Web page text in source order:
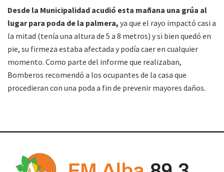
Desde la Municipalidad acudió esta mañana una grúa al
lugar para poda de la palmera, ya que el rayo impactó casi a
la mitad (tenía una altura de 5 a 8 metros) y si bien quedó en
pie, su firmeza estaba afectada y podía caer en cualquier
momento. Como parte del informe que realizaban,
Bomberos recomendó a los ocupantes de la casa que
procedieran con una poda a fin de prevenir mayores daños.